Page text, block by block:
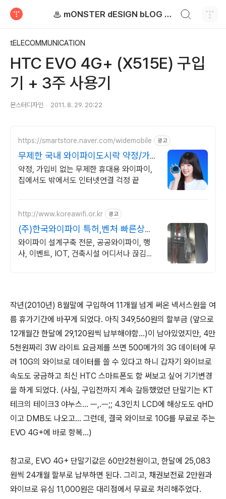
♨ mONSTER dESIGN bLOG - 몬스터디자인 블로그
tELECOMMUNICATION
HTC EVO 4G+ (X515E) 구입
기 + 3주 사용기
몬스터디자인 2011. 8. 29. 20:22
https://smartstore.naver.com/widemobile 광고
무제한 국내 와이파이도시락 약정/가
입비없이 무료반납까지
약정, 가입비 없는 무제한 휴대용 와이파이,
집에서도 밖에서도 인터넷연결 걱정 끝
http://www.koreawifi.or.kr 광고
(주)한국와이파이 특허,벤처 빠른상담
가능
와이파이 설계구축 전문, 공공와이파이, 행
사, 이벤트, IOT, 건축시설 어디서나 끊김없
작년(2010년) 8월말에 구입하여 11개월 넘게 써온 넥서스원을 여
름 휴가기간에 바꾸게 되었다. 아직 349,560원의 할부금 (앞으로
12개월간 한달에 29,120원씩 납부해야함...)이 남아있었지만, 4만
5천원짜리 3W 라이트 요금제를 쓰면 500메가의 3G 데이터에 무
려 10G의 와이브로 데이터를 쓸 수 있다고 하니 갑자기 와이브로
속도도 궁금하고 최신 HTC 스마트폰도 함 써보고 싶어 기기변경
을 하게 되었다. (사실, 구입전까지 계속 갈등했었던 단말기는 KT
테크의 테이크3 야누스... ㅡ,.ㅡ;; 4.3인치 LCD에 해상도도 qHD
이고 DMB도 나오고... 그런데, 결국 와이브로 10G를 무료로 주는
EVO 4G+에 바로 항복...)
참고로, EVO 4G+ 단말기값은 60만2천원이고, 한달에 25,083
원씩 24개월 할부로 납부하면 된다. 그리고, 채권보전료 2만원과
와이브로 유심 11,000원은 대리점에서 무료로 처리해주었다.